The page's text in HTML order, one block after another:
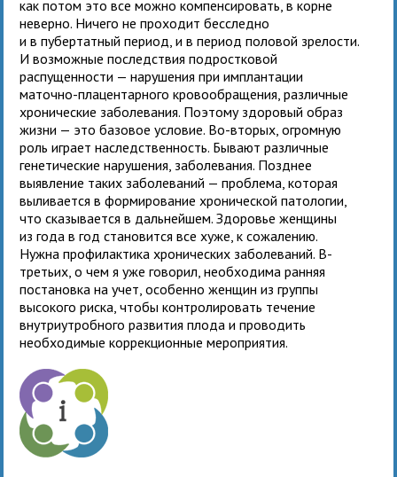
как потом это все можно компенсировать, в корне
неверно. Ничего не проходит бесследно
и в пубертатный период, и в период половой зрелости.
И возможные последствия подростковой
распущенности — нарушения при имплантации
маточно-плацентарного кровообращения, различные
хронические заболевания. Поэтому здоровый образ
жизни — это базовое условие. Во-вторых, огромную
роль играет наследственность. Бывают различные
генетические нарушения, заболевания. Позднее
выявление таких заболеваний — проблема, которая
выливается в формирование хронической патологии,
что сказывается в дальнейшем. Здоровье женщины
из года в год становится все хуже, к сожалению.
Нужна профилактика хронических заболеваний. В-
третьих, о чем я уже говорил, необходима ранняя
постановка на учет, особенно женщин из группы
высокого риска, чтобы контролировать течение
внутриутробного развития плода и проводить
необходимые коррекционные мероприятия.